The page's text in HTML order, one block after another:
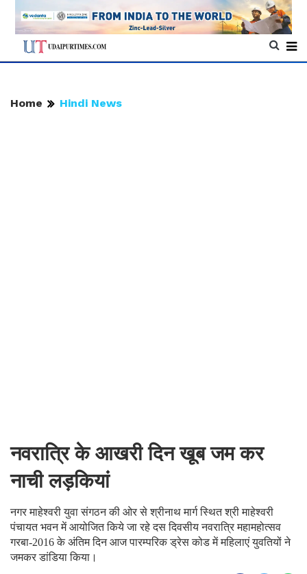
Home Hindi News
नवरात्रि के आखरी दिन खूब जम कर
नाची लड़कियां
नगर माहेश्वरी युवा संगठन की ओर से श्रीनाथ मार्ग स्थित श्री माहेश्वरी
पंचायत भवन में आयोजित किये जा रहे दस दिवसीय नवरात्रि महामहोत्सव
गरबा-2016 के अंतिम दिन आज पारम्परिक ड्रेस कोड में महिलाएं युवतियों ने
जमकर डांडिया किया।